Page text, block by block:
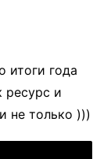
итоги года
ресурс и
не только )))